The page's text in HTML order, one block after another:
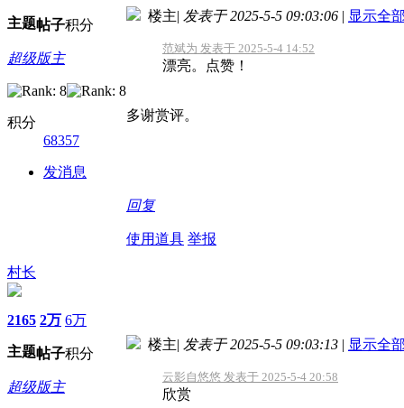
主题帖子积分
超级版主
积分
68357
发消息
楼主| 发表于 2025-5-5 09:03:06 | 显示全
范斌为 发表于 2025-5-4 14:52
漂亮。点赞！
多谢赏评。
回复
使用道具 举报
村长
2165
主题
2万
帖子
6万
积分
超级版主
楼主| 发表于 2025-5-5 09:03:13 | 显示全
云影自悠悠 发表于 2025-5-4 20:58
欣赏